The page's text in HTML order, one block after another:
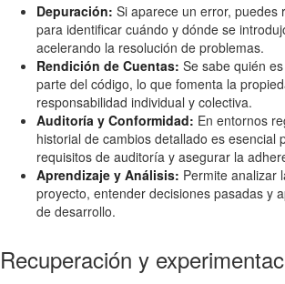
Depuración: Si aparece un error, puedes
para identificar cuándo y dónde se
acelerando la resolución de problemas.
Rendición de Cuentas: Se sabe quién
parte del código, lo que fomenta la
responsabilidad individual y colectiva.
Auditoría y Conformidad: En entornos
historial de cambios detallado es esencial
requisitos de auditoría y asegurar la
Aprendizaje y Análisis: Permite analizar
proyecto, entender decisiones pasadas y
de desarrollo.
Recuperación y